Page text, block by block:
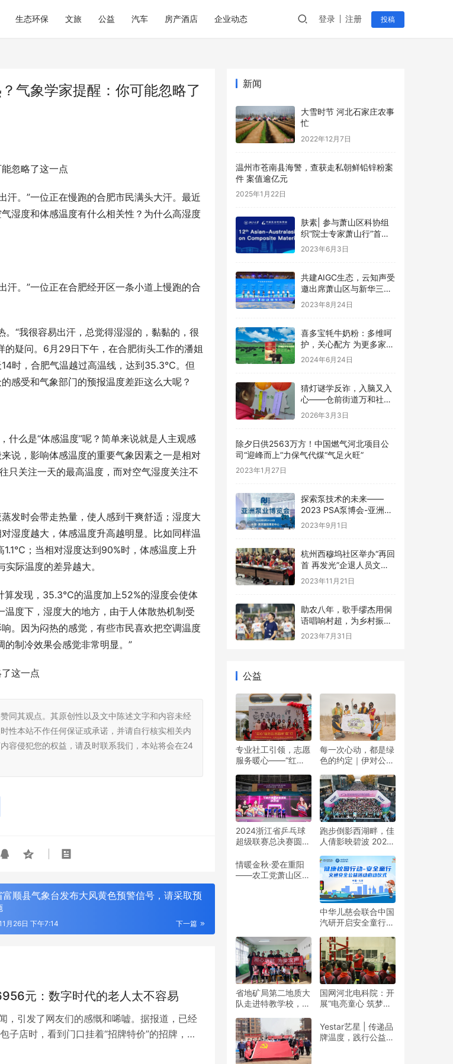
生态环保 文旅 公益 汽车 房产酒店 企业动态 登录 注册 投稿
气象学家提醒：你可能忽略了
忽略了这一点
。”一位正在慢跑的合肥市民满头大汗。最近
湿度和体感温度有什么相关性？为什么高湿度
。”一位正在合肥经开区一条小道上慢跑的合
“我很容易出汗，总觉得湿湿的，黏黏的，很
疑问。6月29日下午，在合肥街头工作的潘姐
时，合肥气温越过高温线，达到35.3℃。但
感受和气象部门的预报温度差距这么大呢？
什么是“体感温度”呢？简单来说就是人主观感
说，影响体感温度的重要气象因素之一是相对
只关注一天的最高温度，而对空气湿度关注不
发时会带走热量，使人感到干爽舒适；湿度大
湿度越大，体感温度升高越明显。比如同样温
；当相对湿度达到90%时，体感温度上升
际温度的差异越大。
发现，35.3℃的温度加上52%的湿度会使体
度下，湿度大的地方，由于人体散热机制受
。因为闷热的感觉，有些市民喜欢把空调温度
制冷效果会感觉非常明显。”
这一点
同其观点。其原创性以及文中陈述文字和内容未经
性本站不作任何保证或承诺，并请自行核实相关内
容侵犯您的权益，请及时联系我们，本站将会在24
富顺县气象台发布大风黄色预警信号，请采取预
下一篇
月26日 下午7:14
元：数字时代的老人太不容易
，引发了网友们的感慨和唏嘘。据报道，已经
子店时，看到门口挂着“招牌特价”的招牌，心
新闻
大雪时节 河北石家庄农事
忙
2022年12月7日
温州市苍南县海警，查获走私朝鲜铅锌粉案
件 案值逾亿元
2025年1月22日
肤素| 参与萧山区科协组
织“院士专家萧山行”首场
活动
2023年6月3日
共建AIGC生态，云知声受
邀出席萧山区与新华三集
团共建图灵小镇发布会并
2023年8月24日
喜多宝牦牛奶粉：多维呵
护，关心配方 为更多家庭
的健康保驾护航
2024年6月24日
猜灯谜学反诈，入脑又入
心——仓前街道万和社区
开展元宵反诈主题宣传活
2026年3月3日
除夕日供2563万方！中国燃气河北项目公
司“迎峰而上”力保气代煤“气足火旺”
2023年1月27日
探索泵技术的未来——
2023 PSA泵博会-亚洲泵
业博览会 中国南京
2023年9月1日
杭州西穆坞社区举办“再回
首 再发光”企退人员文艺
汇演
2023年11月21日
助农八年，歌手缪杰用侗
语唱响村超，为乡村振兴
呐喊助威
2023年7月31日
公益
专业社工引领，志愿
服务暖心——“红心”
每一次心动，都是绿
色的约定｜伊对公益
双向奔赴
2024浙江省乒乓球
超级联赛总决赛圆满
跑步倒影西湖畔，佳
人倩影映碧波 2024
靓丽开赛
情暖金秋·爱在重阳
——农工党萧山区基
中华儿慈会联合中国
汽研开启安全童行公
省地矿局第二地质大
队走进特教学校，暖
国网河北电科院：开
展“电亮童心 筑梦未
Yestar艺星 | 传递品
牌温度，践行公益之